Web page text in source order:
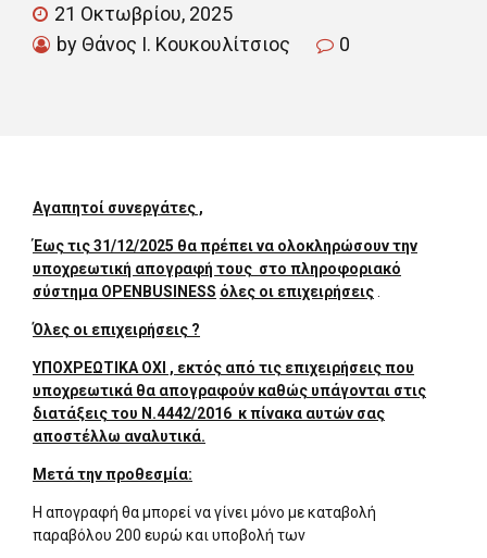
21 Οκτωβρίου, 2025
by Θάνος Ι. Κουκουλίτσιος
0
Αγαπητοί συνεργάτες ,
Έως τις 31/12/2025 θα πρέπει να ολοκληρώσουν την
υποχρεωτική απογραφή τους στο πληροφοριακό
σύστημα OPENBUSINESS όλες οι επιχειρήσεις
Όλες οι επιχειρήσεις ?
ΥΠΟΧΡΕΩΤΙΚΑ ΟΧΙ , εκτός από τις επιχειρήσεις που
υποχρεωτικά θα απογραφούν καθώς υπάγονται στις
διατάξεις του Ν.4442/2016 κ πίνακα αυτών σας
αποστέλλω αναλυτικά.
Μετά την προθεσμία:
Η απογραφή θα μπορεί να γίνει μόνο με καταβολή
παραβόλου 200 ευρώ και υποβολή των